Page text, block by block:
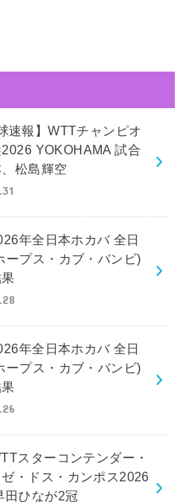
速報】WTTチャンピオ
YOKOHAMA 試合
松島輝空
年全日本ホカバ 全日
ープス・カブ・バンビ)
年全日本ホカバ 全日
ープス・カブ・バンビ)
スターコンテンダー・
・ドス・カンポス2026
田ひなが2冠